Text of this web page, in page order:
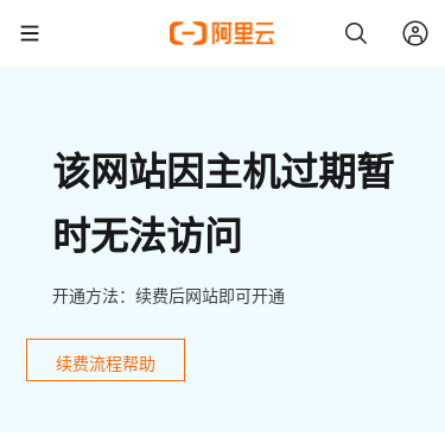
该网站因主机过期暂
时无法访问
开通方法：续费后网站即可开通
续费流程帮助